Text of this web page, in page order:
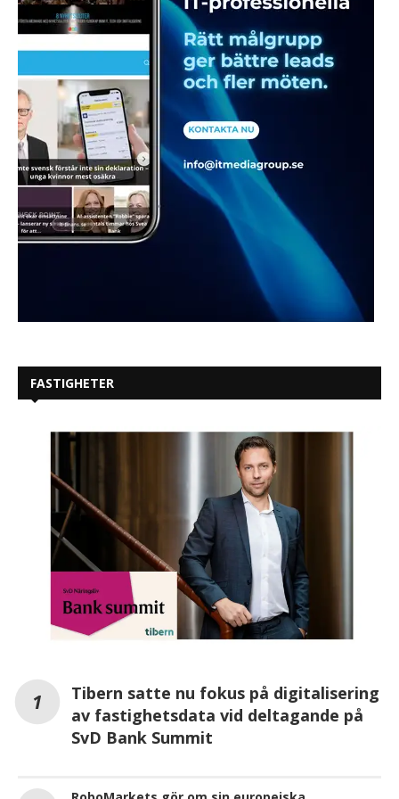
FASTIGHETER
Tibern satte nu fokus på digitalisering
av fastighetsdata vid deltagande på
SvD Bank Summit